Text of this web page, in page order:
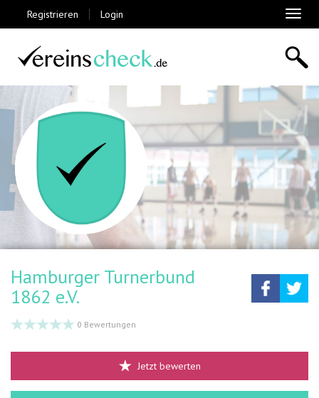
Registrieren Login
Hamburger Turnerbund
1862 e.V.
0 Bewertungen
Teilen
Jetzt bewerten